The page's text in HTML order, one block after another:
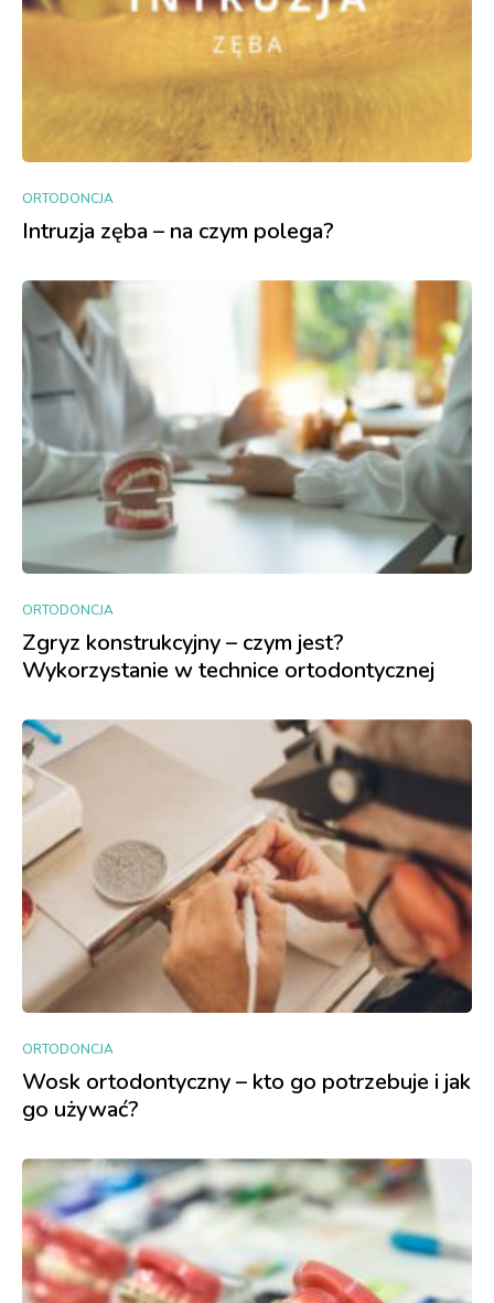
ORTODONCJA
Intruzja zęba – na czym polega?
ORTODONCJA
Zgryz konstrukcyjny – czym jest?
Wykorzystanie w technice ortodontycznej
ORTODONCJA
Wosk ortodontyczny – kto go potrzebuje i jak
go używać?